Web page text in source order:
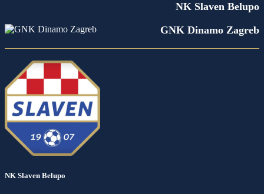
NK Slaven Belupo
GNK Dinamo Zagreb
NK Slaven Belupo